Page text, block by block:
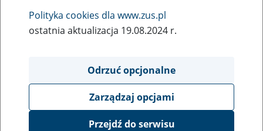
Rodzaj wydarzenia
Szkolenia
Obszar merytoryczny
obsługa klientów
Opis wydarzenia
Polityka cookies dla www.zus.pl
ostatnia aktualizacja 19.08.2024 r.
Odrzuć opcjonalne
Zarządzaj opcjami
Przejdź do serwisu